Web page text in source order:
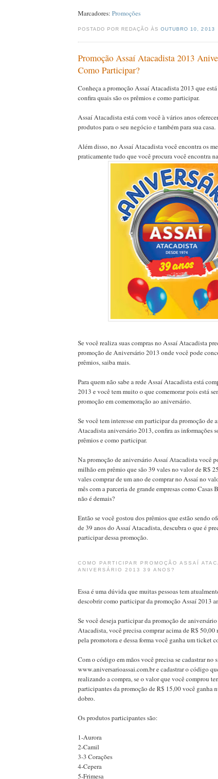
Marcadores: Promoções
POSTADO POR REDAÇÃO ÀSOUTUBRO 10, 2013
Promoção Assaí Atacadista 2013
Como Participar?
Conheça a promoção Assaí Atacadista 2013 que
confira quais são os prêmios e como participar.
Assaí Atacadista está com você à vários anos
produtos para o seu negócio e também para sua casa.
Além disso, no Assaí Atacadista você encontra os
praticamente tudo que você procura você encontra
Se você realiza suas compras no Assaí Atacadista
promoção de Aniversário 2013 onde você pode
prêmios, saiba mais.
Para quem não sabe a rede Assaí Atacadista está
2013 e você tem muito o que comemorar pois está
promoção em comemoração ao aniversário.
Se você tem interesse em participar da promoção de
Atacadista aniversário 2013, confira as informações
prêmios e como participar.
Na promoção de aniversário Assaí Atacadista você
milhão em prêmio que são 39 vales no valor de R$
vales comprar de um ano de comprar no Assaí no
mês com a parceria de grande empresas como
não é demais?
Então se você gostou dos prêmios que estão sendo
de 39 anos do Assaí Atacadista, descubra o que é
participar dessa promoção.
COMO PARTICIPAR PROMOÇÃO ASSAÍ
ANIVERSÁRIO 2013 39 ANOS?
Essa é uma dúvida que muitas pessoas tem
descobrir como participar da promoção Assaí 2013
Se você deseja participar da promoção de
Atacadista, você precisa comprar acima de R$ 50,00
pela promotora e dessa forma você ganha um ticket
Com o código em mãos você precisa se cadastrar no
www.aniversarioassai.com.br e cadastrar o código
realizando a compra, se o valor que você comprou
participantes da promoção de R$ 15,00 você ganha
dobro.
Os produtos participantes são:
1-Aurora
2-Camil
3-3 Corações
4-Cepera
5-Frimesa